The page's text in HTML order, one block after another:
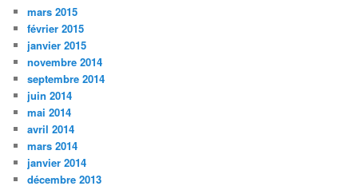
mars 2015
février 2015
janvier 2015
novembre 2014
septembre 2014
juin 2014
mai 2014
avril 2014
mars 2014
janvier 2014
décembre 2013